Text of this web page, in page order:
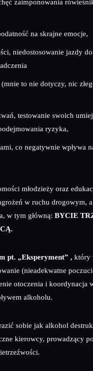
zaimponowania
na skrajne emocje,
niedostosowanie jazdy
to nie dotyczy, nic
testowanie swoich
ryzyka,
co negatywnie wpływa
młodzieży oraz
w ruchu drogowym,
w tym główną: BYCIE
pt. „Eksperyment” , który
(nieadekwatne
otoczenia i koordynacja
alkoholu.
sobie jak alkohol
kierowcy, prowadzący